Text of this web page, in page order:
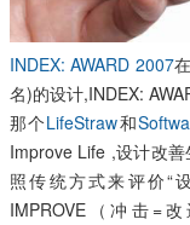
INDEX: AWARD 2007
名)的设计,INDEX:
那个LifeStraw和
Improve Life ,设计改
照传统方式来评价“
IMPROVE（冲击=